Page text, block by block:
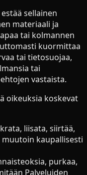
sellainen
materiaali ja
tai kolmannen
kuormittaa
tai tietosuojaa,
tai
vastaista.
oikeuksia koskevat
liisata, siirtää,
kaupallisesti
purkaa,
Palveluiden